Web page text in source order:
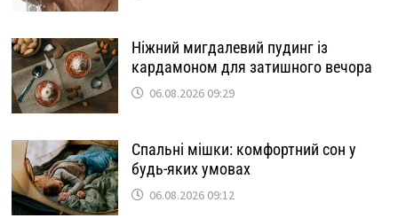
Ніжний мигдалевий пудинг із
кардамоном для затишного вечора
06.08.2026 09:29
Спальні мішки: комфортний сон у
будь-яких умовах
06.08.2026 09:12